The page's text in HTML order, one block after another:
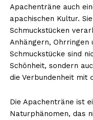
Apachenträne auch
apachischen Kultur.
Schmuckstücken
Anhängern, Ohrringen
Schmuckstücke sind
Schönheit, sondern
die Verbundenheit mit
Die Apachenträne ist
Naturphänomen, das